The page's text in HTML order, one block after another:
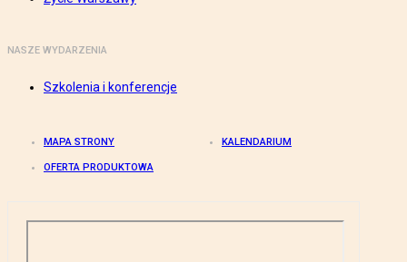
NASZE WYDARZENIA
Szkolenia i konferencje
MAPA STRONY KALENDARIUM
OFERTA PRODUKTOWA